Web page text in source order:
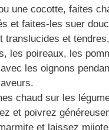
une cocotte, faites
et faites-les suer
translucides et
les poireaux, les
les oignons
chaud sur les
et poivrez
et laissez